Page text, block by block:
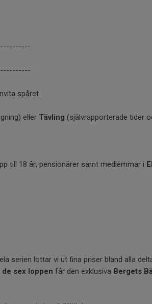
spåret
eller Tävling (självrapporterade tider
till 18 år, pensionärer samt medlemmar i
serien lottar vi ut fina priser bland alla
sex loppen får den exklusiva Bergets